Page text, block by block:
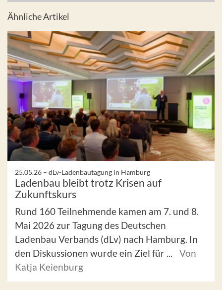
Ähnliche Artikel
25.05.26 – dLv-Ladenbautagung in Hamburg
Ladenbau bleibt trotz Krisen auf
Zukunftskurs
Rund 160 Teilnehmende kamen am 7. und 8.
Mai 2026 zur Tagung des Deutschen
Ladenbau Verbands (dLv) nach Hamburg. In
den Diskussionen wurde ein Ziel für ...
Von
Katja Keienburg